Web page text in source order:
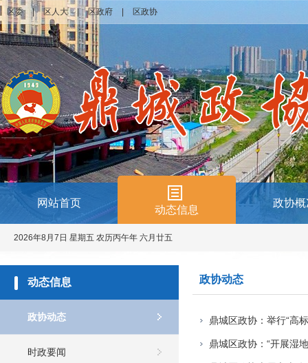
区委 | 区人大 区政府 区政协
网站首页
动态信息
政协概
2026年8月7日 星期五 农历丙午年 六月廿五
动态信息
政协动态
时政要闻
政协动态
鼎城区政协：举行“高
鼎城区政协：“开展湿